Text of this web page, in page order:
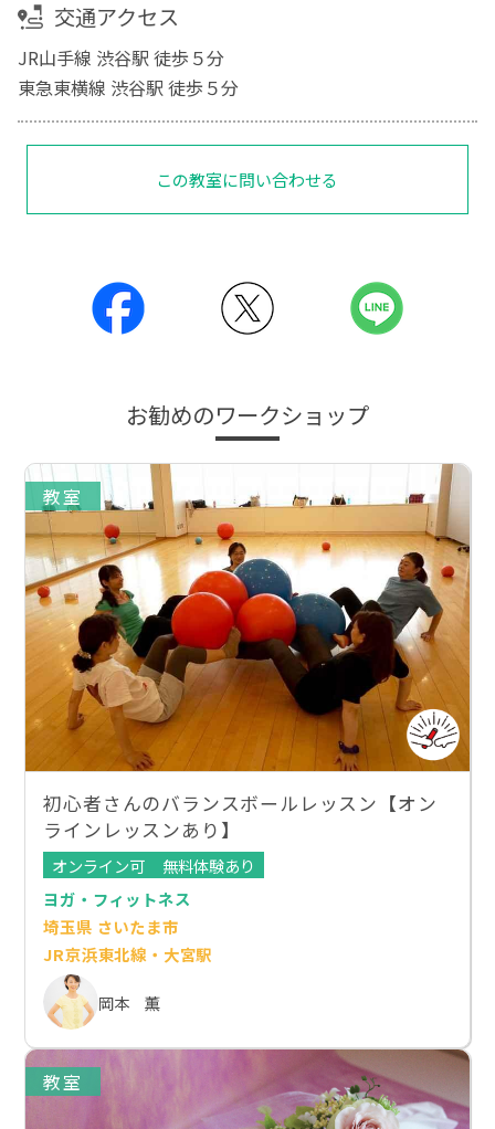
交通アクセス
JR山手線 渋谷駅 徒歩５分
東急東横線 渋谷駅 徒歩５分
この教室に問い合わせる
お勧めのワークショップ
教室
初心者さんのバランスボールレッスン【オン
ラインレッスンあり】
オンライン可
無料体験あり
ヨガ・フィットネス
埼玉県 さいたま市
JR京浜東北線・大宮駅
岡本 薫
教室